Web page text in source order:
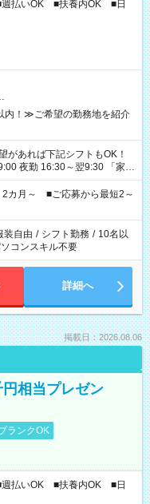
払いOK ■扶養内OK ■日
内！≫ご希望の勤務地を紹介
勤 16:30～翌9:30 「家族
って夕飯の準備がしたい」
ど、ご希望を教えてください
合計で週40時間を超える場
2カ月～ ■ご応募から最短2～
装自由 / シフト勤務 / 10名以
コンスキル不要
詳細へ
掲載日：2026.08.06
相当プレゼン
ランクOK
払いOK ■扶養内OK ■日